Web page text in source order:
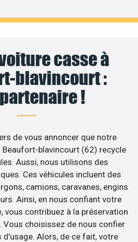
casse à
blavincourt :
!
de vous annoncer que notre
Beaufort-blavincourt (62) recycle
Aussi, nous utilisons des
Ces véhicules incluent des
camions, caravanes, engins
Ainsi, en nous confiant votre
vous contribuez à la préservation
Vous choisissez de nous confier
Alors, de ce fait, votre